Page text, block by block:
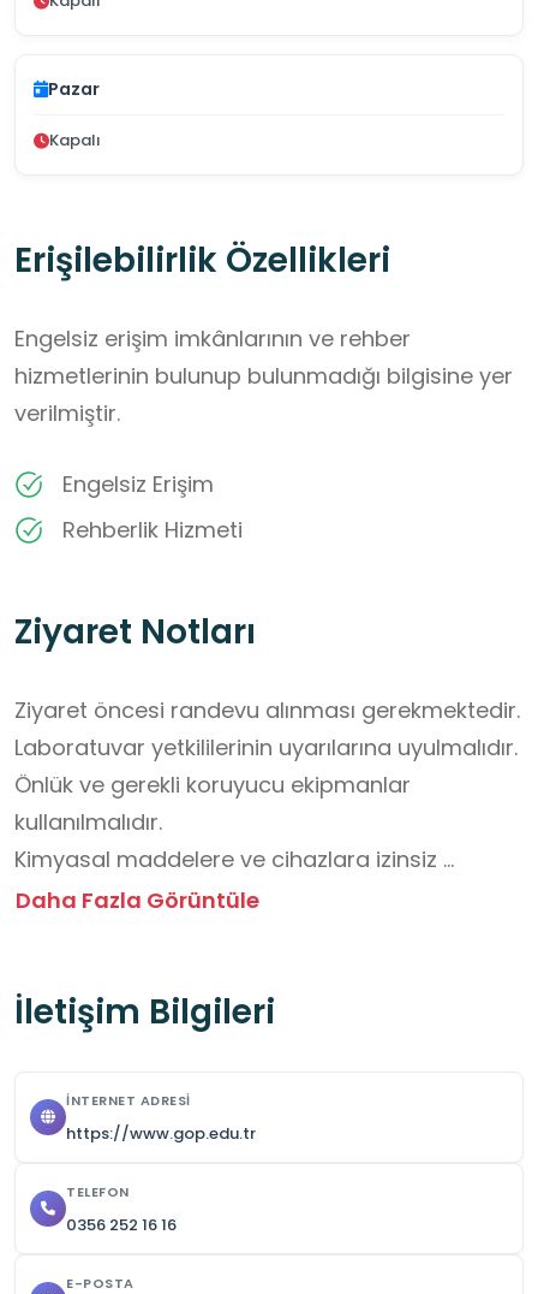
Pazar
Kapalı
Erişilebilirlik Özellikleri
Engelsiz erişim imkânlarının ve rehber
hizmetlerinin bulunup bulunmadığı bilgisine yer
verilmiştir.
Engelsiz Erişim
Rehberlik Hizmeti
Ziyaret Notları
Ziyaret öncesi randevu alınması gerekmektedir.
Laboratuvar yetkililerinin uyarılarına uyulmalıdır.
Önlük ve gerekli koruyucu ekipmanlar
kullanılmalıdır.
Kimyasal maddelere ve cihazlara izinsiz
dokunulmamalıdır.
Daha Fazla Görüntüle
İletişim Bilgileri
İNTERNET ADRESI
https://www.gop.edu.tr
TELEFON
0356 252 16 16
E-POSTA